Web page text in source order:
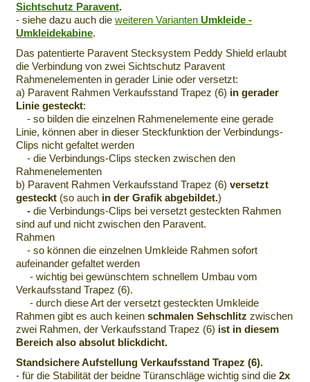
Sichtschutz Paravent.
- siehe dazu auch die weiteren Varianten Umkleide -
Umkleidekabine.
Das patentierte Paravent Stecksystem Peddy Shield erlaubt
die Verbindung von zwei Sichtschutz Paravent
Rahmenelementen in gerader Linie oder versetzt:
a) Paravent Rahmen Verkaufsstand Trapez (6) in gerader
Linie gesteckt:
- so bilden die einzelnen Rahmenelemente eine gerade
Linie, können aber in dieser Steckfunktion der Verbindungs-
Clips nicht gefaltet werden
- die Verbindungs-Clips stecken zwischen den
Rahmenelementen
b) Paravent Rahmen Verkaufsstand Trapez (6) versetzt
gesteckt (so auch in der Grafik abgebildet.)
- die Verbindungs-Clips bei versetzt gesteckten Rahmen
sind auf und nicht zwischen den Paravent.
Rahmen
- so können die einzelnen Umkleide Rahmen sofort
aufeinander gefaltet werden
- wichtig bei gewünschtem schnellem Umbau vom
Verkaufsstand Trapez (6).
- durch diese Art der versetzt gesteckten Umkleide
Rahmen gibt es auch keinen schmalen Sehschlitz zwischen
zwei Rahmen, der Verkaufsstand Trapez (6) ist in diesem
Bereich also absolut blickdicht.
Standsichere Aufstellung Verkaufsstand Trapez (6).
- für die Stabilität der beidne Türanschläge wichtig sind die 2x